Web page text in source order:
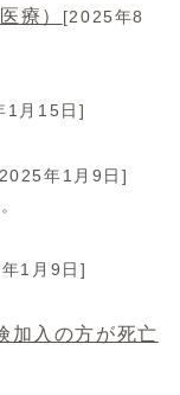
療）
[2025年8
1月15日]
年1月9日]
1月9日]
加入の方が死亡